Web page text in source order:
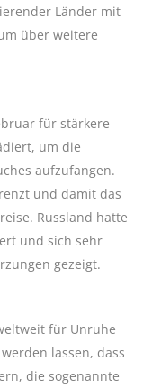
Länder mit
über weitere
für stärkere
um die
aufzufangen.
und damit das
Russland hatte
und sich sehr
gezeigt.
für Unruhe
lassen, dass
die sogenannte